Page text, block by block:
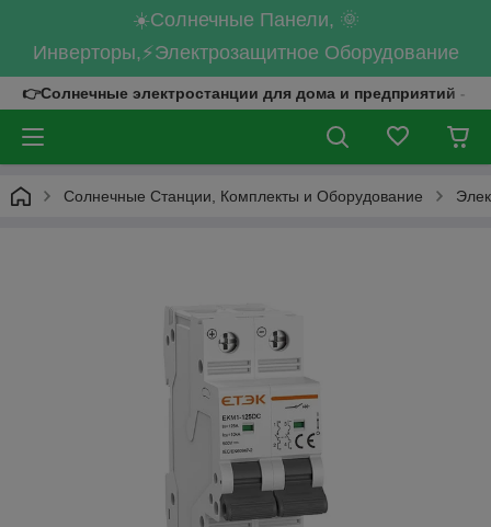
☀️Солнечные Панели, 🌞
Инверторы,⚡Электрозащитное Оборудование
👉Солнечные электростанции для дома и предприятий -
Солнечные Станции, Комплекты и Оборудование